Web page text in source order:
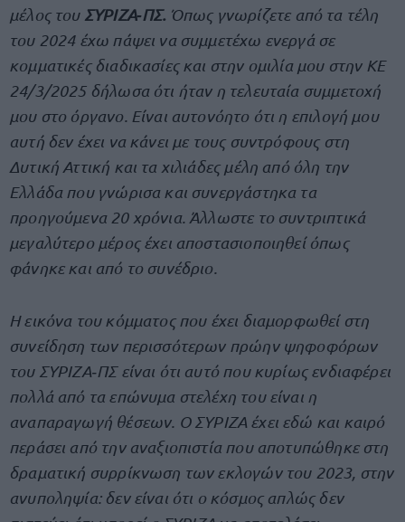
μέλος του ΣΥΡΙΖΑ‐ΠΣ. Όπως γνωρίζετε από τα τέλη
του 2024 έχω πάψει να συμμετέχω ενεργά σε
κομματικές διαδικασίες και στην ομιλία μου στην ΚΕ
24/3/2025 δήλωσα ότι ήταν η τελευταία συμμετοχή
μου στο όργανο. Είναι αυτονόητο ότι η επιλογή μου
αυτή δεν έχει να κάνει με τους συντρόφους στη
Δυτική Αττική και τα χιλιάδες μέλη από όλη την
Ελλάδα που γνώρισα και συνεργάστηκα τα
προηγούμενα 20 χρόνια. Άλλωστε το συντριπτικά
μεγαλύτερο μέρος έχει αποστασιοποιηθεί όπως
φάνηκε και από το συνέδριο.
Η εικόνα του κόμματος που έχει διαμορφωθεί στη
συνείδηση των περισσότερων πρώην ψηφοφόρων
του ΣΥΡΙΖΑ‐ΠΣ είναι ότι αυτό που κυρίως ενδιαφέρει
πολλά από τα επώνυμα στελέχη του είναι η
αναπαραγωγή θέσεων. Ο ΣΥΡΙΖΑ έχει εδώ και καιρό
περάσει από την αναξιοπιστία που αποτυπώθηκε στη
δραματική συρρίκνωση των εκλογών του 2023, στην
ανυποληψία: δεν είναι ότι ο κόσμος απλώς δεν